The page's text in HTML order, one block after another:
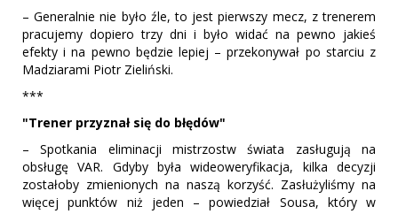
– Generalnie nie było źle, to jest pierwszy mecz, z trenerem
pracujemy dopiero trzy dni i było widać na pewno jakieś
efekty i na pewno będzie lepiej – przekonywał po starciu z
Madziarami Piotr Zieliński.
***
"Trener przyznał się do błędów"
– Spotkania eliminacji mistrzostw świata zasługują na
obsługę VAR. Gdyby była wideoweryfikacja, kilka decyzji
zostałoby zmienionych na naszą korzyść. Zasłużyliśmy na
więcej punktów niż jeden – powiedział Sousa, który w